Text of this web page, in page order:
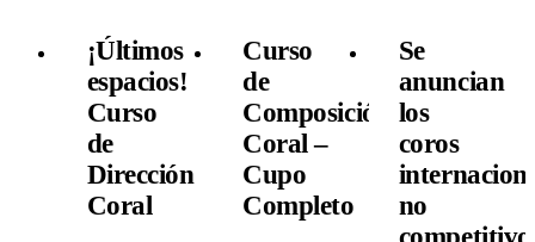
¡Últimos
espacios!
Curso
de
Dirección
Coral
Curso
de
Composición
Coral –
Cupo
Completo
Se
anuncian
los
coros
no